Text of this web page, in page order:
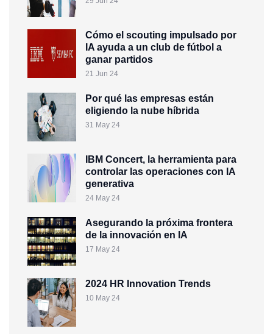
Cómo el scouting impulsado por
IA ayuda a un club de fútbol a
ganar partidos
21 Jun 24
Por qué las empresas están
eligiendo la nube híbrida
31 May 24
IBM Concert, la herramienta para
controlar las operaciones con IA
generativa
24 May 24
Asegurando la próxima frontera
de la innovación en IA
17 May 24
2024 HR Innovation Trends
10 May 24